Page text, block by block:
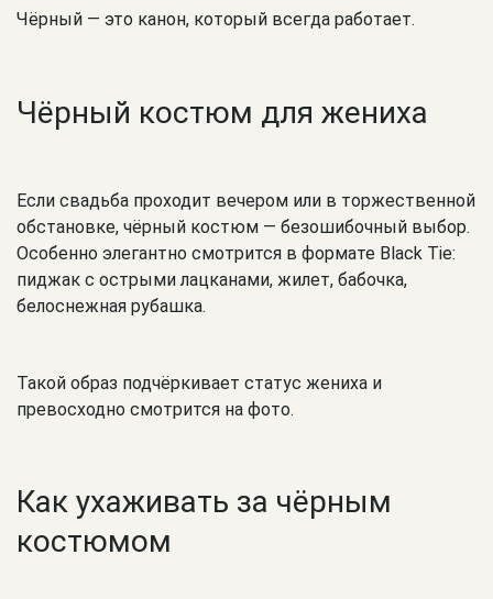
Чёрный — это канон, который всегда работает.
Чёрный костюм для жениха
Если свадьба проходит вечером или в торжественной
обстановке, чёрный костюм — безошибочный выбор.
Особенно элегантно смотрится в формате Black Tie:
пиджак с острыми лацканами, жилет, бабочка,
белоснежная рубашка.
Такой образ подчёркивает статус жениха и
превосходно смотрится на фото.
Как ухаживать за чёрным
костюмом